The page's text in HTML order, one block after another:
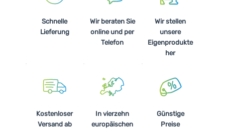
Schnelle
Lieferung
Wir beraten Sie
online und per
Telefon
Wir stellen
unsere
Eigenprodukte
her
Kostenloser
Versand ab
In vierzehn
europäischen
Günstige
Preise